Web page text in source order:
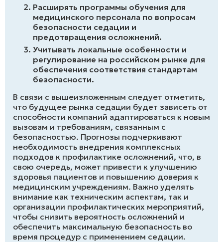
Расширять программы обучения для
медицинского персонала по вопросам
безопасности седации и
предотвращения осложнений.
Учитывать локальные особенности и
регулирование на российском рынке для
обеспечения соответствия стандартам
безопасности.
В связи с вышеизложенным следует отметить,
что будущее рынка седации будет зависеть от
способности компаний адаптироваться к новым
вызовам и требованиям, связанным с
безопасностью. Прогнозы подчеркивают
необходимость внедрения комплексных
подходов к профилактике осложнений, что, в
свою очередь, может привести к улучшению
здоровья пациентов и повышению доверия к
медицинским учреждениям. Важно уделять
внимание как техническим аспектам, так и
организации профилактических мероприятий,
чтобы снизить вероятность осложнений и
обеспечить максимальную безопасность во
время процедур с применением седации.